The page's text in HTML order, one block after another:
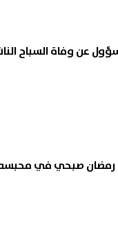
عن وفاة السباح
رمضان صبحي في